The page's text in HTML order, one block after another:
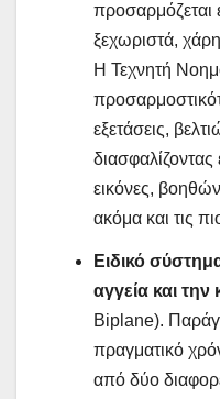
προσαρμόζεται
ξεχωριστά,
Η Τεχνητή
εξετάσεις,
διασφαλίζοντας
εικόνες,
ακόμα και τις
Ειδικό
αγγεία και την
Biplane).
πραγματικό
από δύο